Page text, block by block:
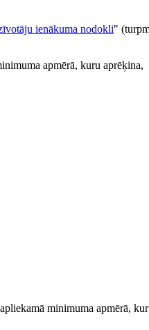
ienākuma nodokli"
apmērā, kuru aprēķina,
minimuma apmērā,